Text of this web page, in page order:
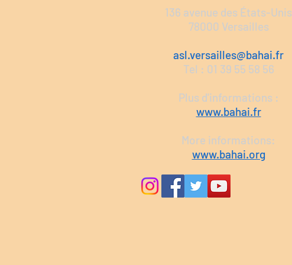
136 avenue des États-Unis
78000 Versailles
asl.versailles@bahai.fr
Tel : 01 39 55 58 56
Plus d'informations :
www.bahai.fr
More informations:
www.bahai.org